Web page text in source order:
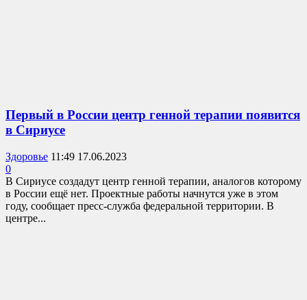
Первый в России центр генной терапии появится
в Сириусе
Здоровье 11:49 17.06.2023
0
В Сириусе создадут центр генной терапии, аналогов которому
в России ещё нет. Проектные работы начнутся уже в этом
году, сообщает пресс-служба федеральной территории. В
центре...